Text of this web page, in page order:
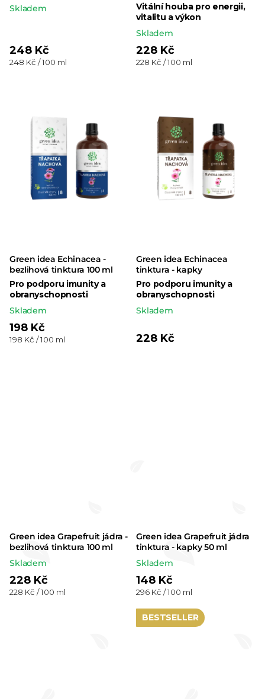
Skladem
248 Kč
Měrná
248 Kč / 100 ml
Vitální houba pro energii,
vitalitu a výkon
Skladem
228 Kč
Měrná
228 Kč / 100 ml
Green idea Echinacea -
bezlihová tinktura 100 ml
Pro podporu imunity a
obranyschopnosti
Skladem
198 Kč
Měrná
198 Kč / 100 ml
Green idea Echinacea
tinktura - kapky
Pro podporu imunity a
obranyschopnosti
Skladem
228 Kč
Green idea Grapefruit jádra -
bezlihová tinktura 100 ml
Skladem
228 Kč
Měrná
228 Kč / 100 ml
Green idea Grapefruit jádra
tinktura - kapky 50 ml
Skladem
148 Kč
Měrná
296 Kč / 100 ml
BESTSELLER